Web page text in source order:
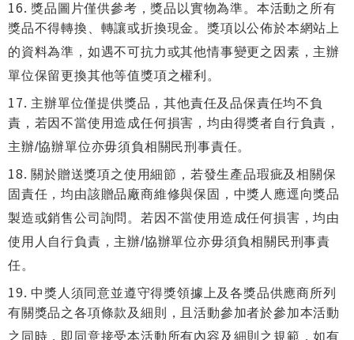
獎品圖片僅供參考，獎品以實物為準。本活動之所有
獎品不得轉換、轉讓或折換現金。獎項以公佈於本網站上
的資料為準，如遇不可抗力或其他情事變更之因素，主辦
單位保留更換其他等值獎項之權利。
主辦單位僅提供獎品，其他責任及品保責任均不負
責，若因不當使用造成任何損害，均由得獎者自行負責，
主辦/協辦單位亦毋須負相關民刑事責任。
關於贈送獎項之使用細節，若發生產品瑕疵及相關保
固責任，均由該贈品廠商維修與保固，中獎人應逕向獎品
製造或銷售公司詢問。若因不當使用造成任何損害，均由
使用人自行負責，主辦/協辦單位亦毋須負相關民刑事責
任。
中獎人須同意並遵守得獎領據上及各獎品供應商所列
有關獎品之各項條款及細則，且活動參加者於參加本活動